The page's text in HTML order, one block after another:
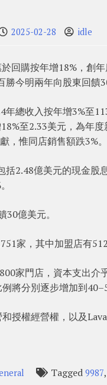
2025-02-28 idle
回購按年增18%，創
勝今明兩年向股東回饋
總收入按年增3%至
至2.33美元，為年
，惟同店銷售額跌3%。
2.48億美元的現金股
億美元。
家，其中加盟店有
家門店，資本支出介
將分別逐步增加到
授權經營權，以及
Tagged9987